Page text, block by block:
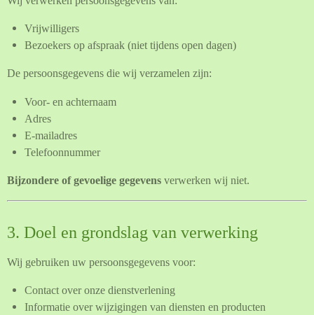
Vrijwilligers
Bezoekers op afspraak (niet tijdens open dagen)
De persoonsgegevens die wij verzamelen zijn:
Voor- en achternaam
Adres
E-mailadres
Telefoonnummer
Bijzondere of gevoelige gegevens verwerken wij niet.
3. Doel en grondslag van verwerking
Wij gebruiken uw persoonsgegevens voor:
Contact over onze dienstverlening
Informatie over wijzigingen van diensten en producten